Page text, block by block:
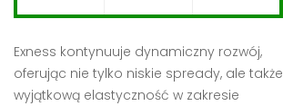
Exness kontynuuje dynamiczny rozwój,
oferując nie tylko niskie spready, ale także
wyjątkową elastyczność w zakresie